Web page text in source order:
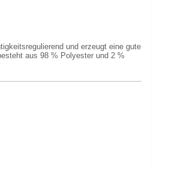
und erzeugt eine gute
aus 98 % Polyester und 2 %